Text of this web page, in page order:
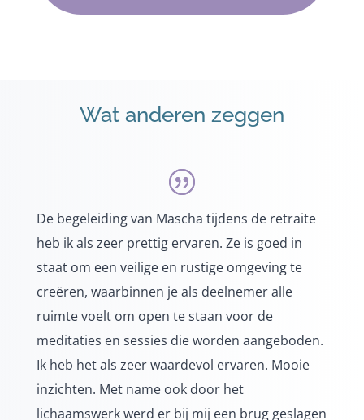
Wat anderen zeggen
De begeleiding van Mascha tijdens de retraite
heb ik als zeer prettig ervaren. Ze is goed in
staat om een veilige en rustige omgeving te
creëren, waarbinnen je als deelnemer alle
ruimte voelt om open te staan voor de
meditaties en sessies die worden aangeboden.
Ik heb het als zeer waardevol ervaren. Mooie
inzichten. Met name ook door het
lichaamswerk werd er bij mij een brug geslagen